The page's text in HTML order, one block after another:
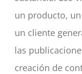
un producto,
un cliente
las
creación de